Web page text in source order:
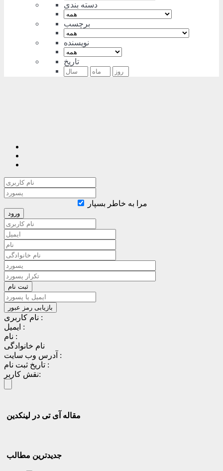
دسته بندی
برچسب
نویسنده
تاریخ
مرا به خاطر بسپار
نام کاربری :
ایمیل :
نام :
نام خانوادگی
آدرس وب سایت :
تاریخ ثبت نام :
نقش کاربر:
مقاله آی تی در لینکدین
جدیدترین مطالب